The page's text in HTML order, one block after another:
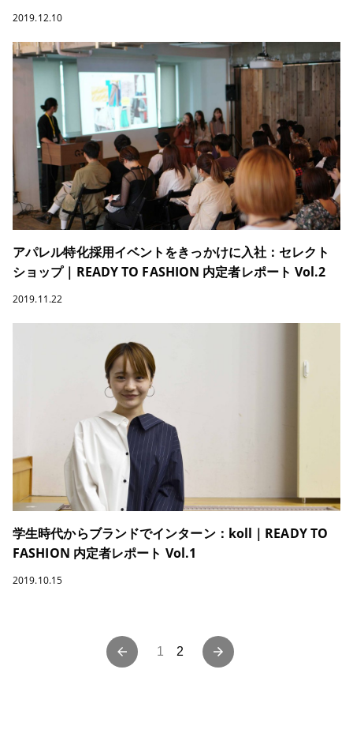
2019.12.10
アパレル特化採用イベントをきっかけに入社：セレクト
ショップ｜READY TO FASHION 内定者レポート Vol.2
2019.11.22
学生時代からブランドでインターン：koll｜READY TO
FASHION 内定者レポート Vol.1
2019.10.15
投
1 2